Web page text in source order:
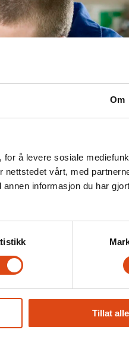
Om
å levere sosiale
vårt, med
informasjon du har
Tillat alle
jobb